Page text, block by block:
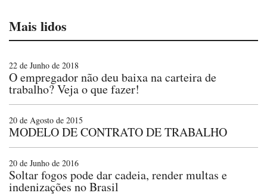
Mais lidos
22 de Junho de 2018
O empregador não deu baixa na carteira de
trabalho? Veja o que fazer!
20 de Agosto de 2015
MODELO DE CONTRATO DE TRABALHO
20 de Junho de 2016
Soltar fogos pode dar cadeia, render multas e
indenizações no Brasil